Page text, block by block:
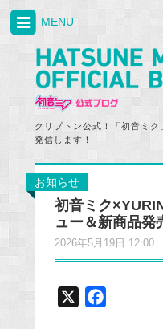
クリプトン公式！「初音ミ
発信します！
MENU
お知らせ
初音ミク
ュー＆新商品発
2026年5月19日 12:00